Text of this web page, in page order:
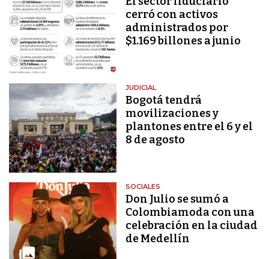
cerró con activos
administrados por
$1.169 billones a junio
JUDICIAL
Bogotá tendrá
movilizaciones y
plantones entre el 6 y el
8 de agosto
SOCIALES
Don Julio se sumó a
Colombiamoda con una
celebración en la ciudad
de Medellín